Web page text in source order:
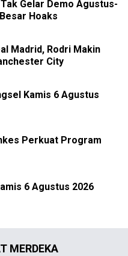
Gelar Demo Agustus-
Hoaks
Madrid, Rodri Makin
City
Kamis 6 Agustus
Perkuat Program
6 Agustus 2026
MERDEKA